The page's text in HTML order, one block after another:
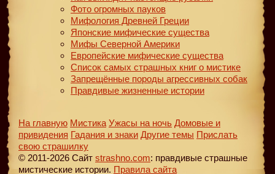
Фото огромных пауков
Мифология Древней Греции
Японские мифические существа
Мифы Северной Америки
Европейские мифические существа
Список самых страшных книг о мистике
Запрещённые породы агрессивных собак
Правдивые жизненные истории
На главную Мистика Ужасы на ночь Домовые и
привидения Гадания и знаки Другие темы Прислать
свою страшилку
© 2011-2026 Сайт strashno.com: правдивые страшные
мистические истории. Правила сайта